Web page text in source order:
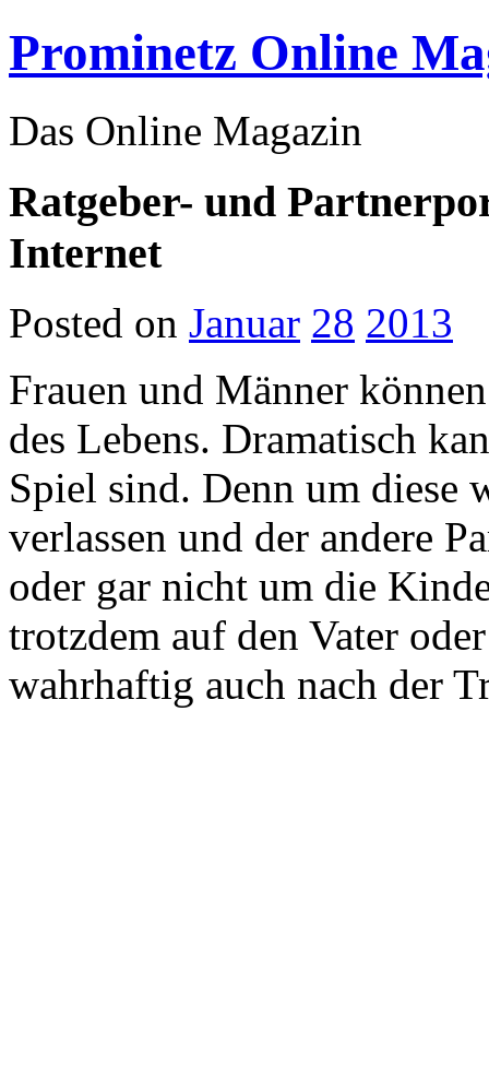
Prominetz Online
Das Online Magazin
Ratgeber- und
Internet
Posted on Januar 28 2013
Frauen und Männer
des Lebens. Dramatisch
Spiel sind. Denn um diese
verlassen und der andere
oder gar nicht um die
trotzdem auf den Vater
wahrhaftig auch nach der